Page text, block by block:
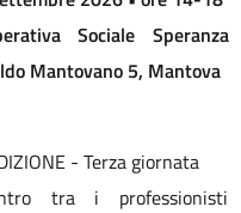
Sociale
Mantovano 5, Mantova
- Terza giornata
tra i professionisti